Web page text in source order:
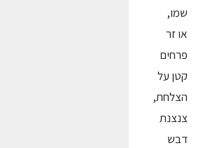
שמו,
או זר
פרחים
קטן על
הצלחת,
צנצנת
דבש